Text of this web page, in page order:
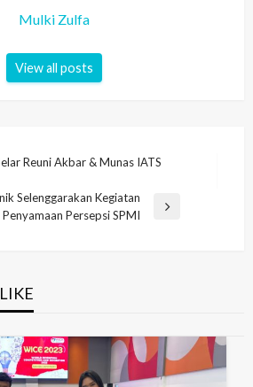
Mulki Zulfa
View all posts
Reuni Akbar & Munas IATS
Selenggarakan Kegiatan
Penyamaan Persepsi SPMI